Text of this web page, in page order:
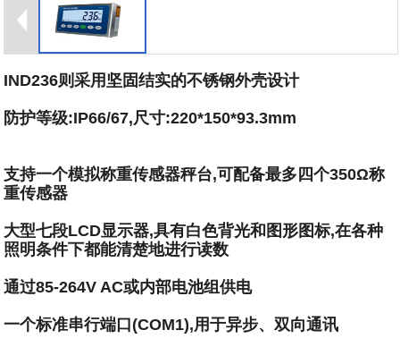
IND236则采用坚固结实的不锈钢外壳设计
防护等级:IP66/67,尺寸:220*150*93.3mm
支持一个模拟称重传感器秤台,可配备最多四个350Ω称
重传感器
大型七段LCD显示器,具有白色背光和图形图标,在各种
照明条件下都能清楚地进行读数
通过85-264V AC或内部电池组供电
一个标准串行端口(COM1),用于异步、双向通讯